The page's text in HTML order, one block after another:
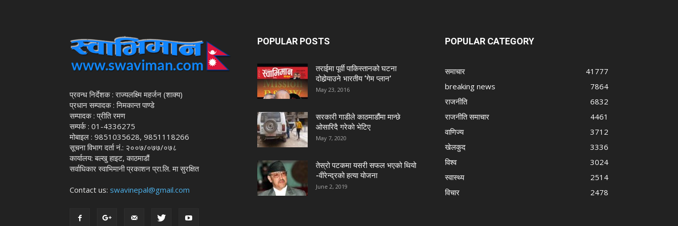
प्रवन्ध निर्देशक : राज्यलक्ष्मि महर्जन (शाक्य)
प्रधान सम्पादक : निमकान्त पाण्डे
सम्पादक : प्रीति रमण
सम्पर्क : 01-4336275
मोबाइल : 9851035628, 9851118266
सूचना विभाग दर्ता नं.: २००७/०७७/०७८
कार्यालय: बल्खु हाइट, काठमाडौं
सर्वाधिकार स्वाभिमानी प्रकाशन प्रा.लि. मा सुरक्षित
Contact us: swavinepal@gmail.com
POPULAR POSTS
तराईमा पूर्वी पाकिस्तानको घटना
दोहोर्‍याउने भारतीय ‘गेम प्लान’
May 23, 2016
सरकारी गाडीले काठमाडौंमा मान्छे
ओसारिदै गरेकाे भेटिए
May 7, 2020
तेस्रो पटकमा यसरी सफल भएको थियो
-वीरेन्द्रको हत्या योजना
June 2, 2019
POPULAR CATEGORY
समाचार
41777
breaking news
7864
राजनीति
6832
राजनीति समाचार
4461
वाणिज्य
3712
खेलकुद
3336
विश्व
3024
स्वास्थ्य
2514
विचार
2478